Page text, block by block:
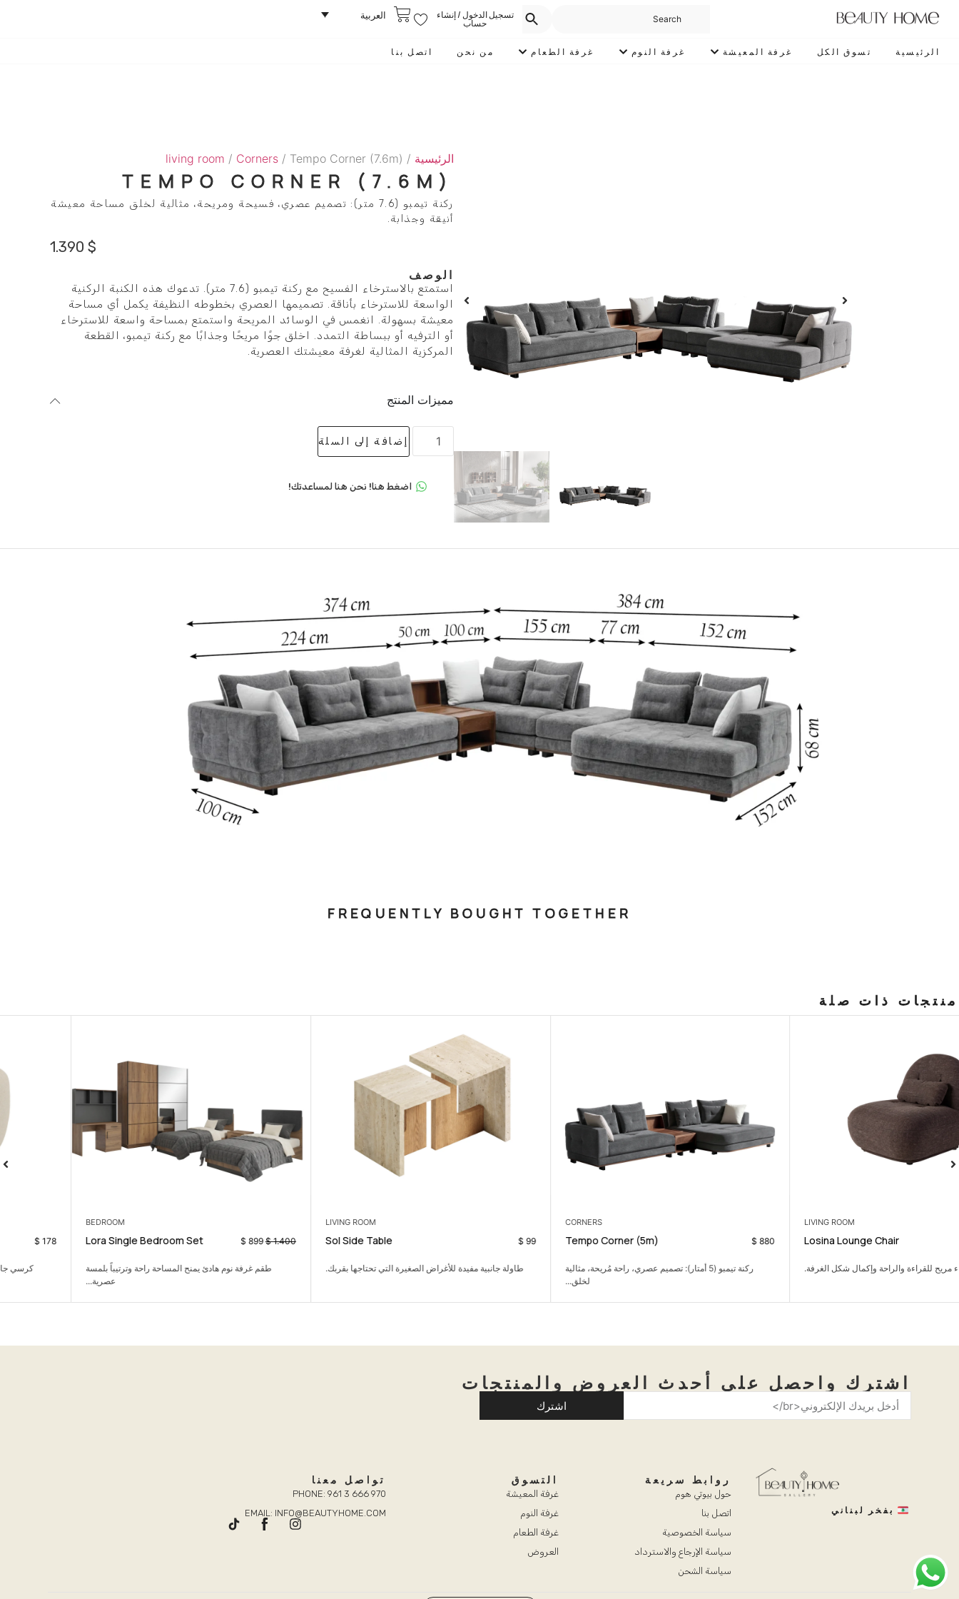
تسجيل الدخول / إنشاء
حساب
العربية
الرئيسية تسوق الكل غرفة المعيشة غرفة النوم غرفة الطعام من نحن اتصل بنا
الرئيسية /
living room / Corners/ Tempo Corner (7.6m)
TEMPO CORNER (7.6M)
ركنة تيمبو (7.6 متر): تصميم عصري، فسيحة ومريحة، مثالية لخلق مساحة معيشة
أنيقة وجذابة.
1.390 $
الوصف
استمتع بالاسترخاء الفسيح مع ركنة تيمبو (7.6 متر). تدعوك هذه الكنبة الركنية
الواسعة للاسترخاء بأناقة. تصميمها العصري بخطوطه النظيفة يكمل أي مساحة
معيشة بسهولة. انغمس في الوسائد المريحة واستمتع بمساحة واسعة للاسترخاء
أو الترفيه أو ببساطة التمدد. اخلق جوًا مريحًا وجذابًا مع ركنة تيمبو، القطعة
المركزية المثالية لغرفة معيشتك العصرية.
مميزات المنتج
إضافة إلى السلة
اضغط هنا! نحن هنا لمساعدتك!
FREQUENTLY BOUGHT TOGETHER
منتجات ذات صلة
Tempo Corner (5m)
ركنة تيمبو (5 أمتار): تصميم عصري، راحة مُريحة، مثالية
Sol Side Table
طاولة جانبية مفيدة للأغراض الصغيرة التي تحتاجها بقربك.
Lora Single Bedroom Set
طقم غرفة نوم هادئ يمنح المساحة راحة وترتيباً بلمسة
Dante Armchair $
كرسي جانبي مريح يضيف لمسة دافئة وعصرية بسيطة.
اشترك واحصل على أحدث العروض والمنتجات
اشترك
بفخر لبناني
روابط سريعة
حول بيوتي هوم
اتصل بنا
سياسة الخصوصية
سياسة الإرجاع والاسترداد
سياسة الشحن
التسوق
غرفة المعيشة
غرفة النوم
غرفة الطعام
العروض
تواصل معنا
PHONE: 961 3 666 970
EMAIL: INFO@BEAUTYHOME.COM